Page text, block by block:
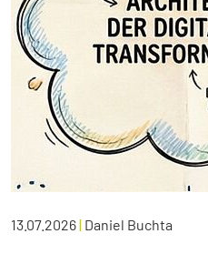
13.07.2026| Daniel Buchta